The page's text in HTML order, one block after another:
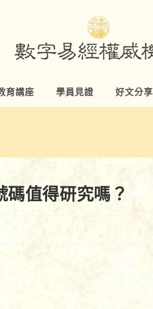
育講座 學員見證 好文分享
值得研究嗎？